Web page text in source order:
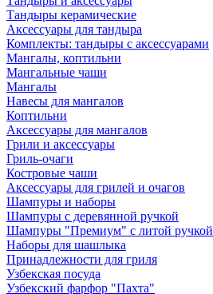
Тандыры керамические
Аксессуары для тандыра
Комплекты: тандыры с аксессуарами
Мангалы, коптильни
Мангальные чаши
Мангалы
Навесы для мангалов
Коптильни
Аксессуары для мангалов
Грили и аксессуары
Гриль-очаги
Костровые чаши
Аксессуары для грилей и очагов
Шампуры и наборы
Шампуры с деревянной ручкой
Шампуры "Премиум" с литой ручкой
Наборы для шашлыка
Принадлежности для гриля
Узбекская посуда
Узбекский фарфор "Пахта"